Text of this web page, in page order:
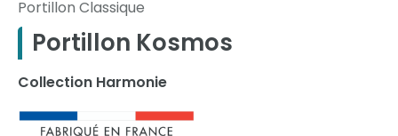
Portillon Classique
Portillon Kosmos
Collection Harmonie